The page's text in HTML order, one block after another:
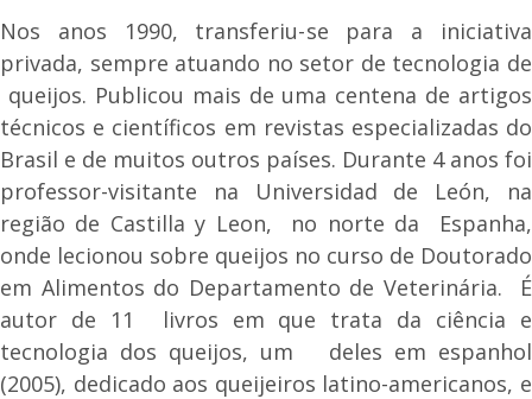
Nos anos 1990, transferiu-se para a iniciativa
privada, sempre atuando no setor de tecnologia de
queijos. Publicou mais de uma centena de artigos
técnicos e científicos em revistas especializadas do
Brasil e de muitos outros países. Durante 4 anos foi
professor-visitante na Universidad de León, na
região de Castilla y Leon, no norte da Espanha,
onde lecionou sobre queijos no curso de Doutorado
em Alimentos do Departamento de Veterinária. É
autor de 11 livros em que trata da ciência e
tecnologia dos queijos, um deles em espanhol
(2005), dedicado aos queijeiros latino-americanos, e